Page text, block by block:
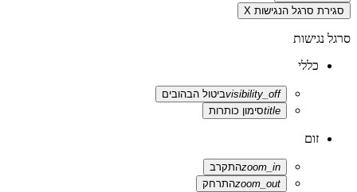
סגירת סרגל הנגישות X
סרגל נגישות
כללי
visibility_offביטול הבהובים
titleסימון כותרות
זום
zoom_inהתקרב
zoom_outהתרחק